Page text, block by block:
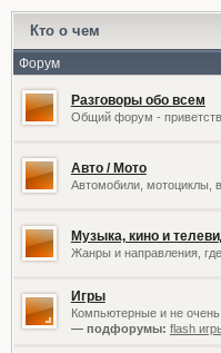
Кто о чем
Форум
Разговоры обо всем
Общий форум -
Авто / Мото
Автомобили, мотоциклы,
Музыка, кино и
Жанры и направления,
Игры
Компьютерные и не очень
— подфорумы: flash